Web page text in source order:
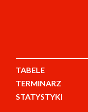
TABELE
TERMINARZ
STATYSTYKI